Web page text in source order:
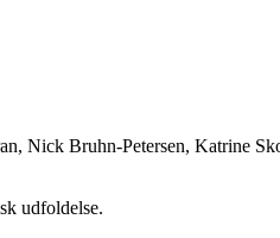
Nick Bruhn-Petersen, Katrine
udfoldelse.